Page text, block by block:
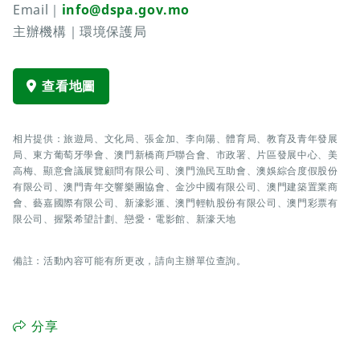
Email｜ info@dspa.gov.mo
主辦機構｜環境保護局
查看地圖
相片提供：旅遊局、文化局、張金加、李向陽、體育局、教育及青年發展
局、東方葡萄牙學會、澳門新橋商戶聯合會、市政署、片區發展中心、美
高梅、顯意會議展覽顧問有限公司、澳門漁民互助會、澳娛綜合度假股份
有限公司、澳門青年交響樂團協會、金沙中國有限公司、澳門建築置業商
會、藝嘉國際有限公司、新濠影滙、澳門輕軌股份有限公司、澳門彩票有
限公司、握緊希望計劃、戀愛・電影館、新濠天地
備註：活動內容可能有所更改，請向主辦單位查詢。
分享